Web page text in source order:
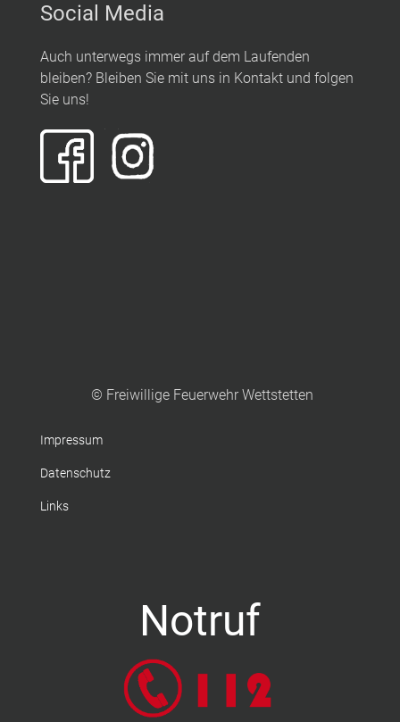
Social Media
Auch unterwegs immer auf dem Laufenden
bleiben? Bleiben Sie mit uns in Kontakt und folgen
Sie uns!
© Freiwillige Feuerwehr Wettstetten
Impressum
Datenschutz
Links
Notruf